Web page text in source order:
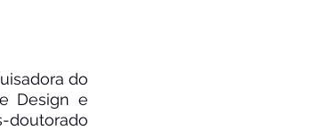
do
Design e
doutorado